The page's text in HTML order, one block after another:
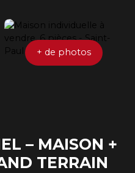
+ de photos
– MAISON +
TERRAIN